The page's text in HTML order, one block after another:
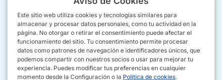
Este sitio web utiliza cookies y tecnologías similares para
almacenar y procesar datos personales, como tu actividad en la
página. No otorgar o retirar el consentimiento puede afectar el
funcionamiento del sitio. Tu consentimiento permite procesar
datos como patrones de navegación e identificadores únicos, que
podemos compartir con nuestros socios o usar para mejorar tu
experiencia. Puedes modificar tus preferencias en cualquier
momento desde la Configuración o la Política de cookies.
garantizar la satisfacción total de sus clientes.
C. la Red Nte. Treinta y Seis, 4, 41500 Alcalá de
Guadaíra, Sevilla
954 88 51 28
dalclima.com